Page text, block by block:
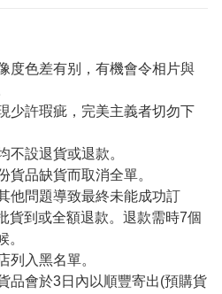
色差有别，有機會令相片與
許瑕疵，完美主義者切勿下
設退貨或退款。
品缺貨而取消全單。
問題導致最終未能成功訂
貨到或全額退款。退款需時7個
。
入黑名單。
會於3日內以順豐寄出(預購貨